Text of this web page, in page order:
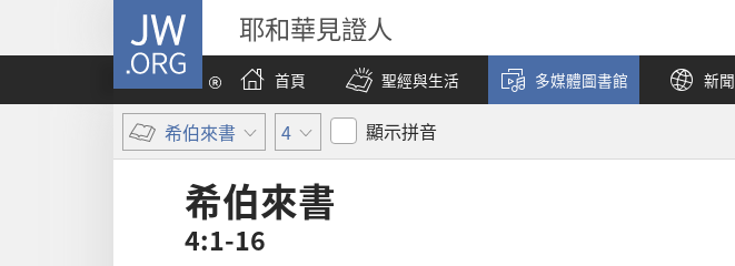
JW.ORG 耶和華見證人
首頁
聖經與生活 多媒體圖書館 新聞
希伯來書 4 顯示拼音
希伯來書
4:1-16